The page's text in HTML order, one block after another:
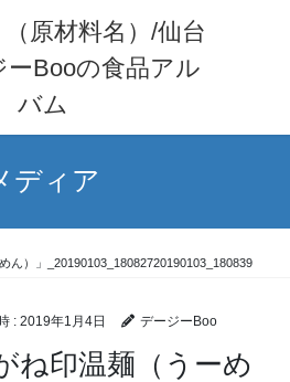
原材料名）/仙台
ーBooの食品アル
バム
ディア
ん）」_20190103_18082720190103_180839
: 2019年1月4日 デージーBoo
ね印温麺（うーめ